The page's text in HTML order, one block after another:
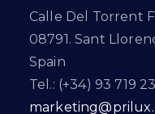
Calle Del Torrent
08791. Sant
Spain
Tel.: (+34) 93 719